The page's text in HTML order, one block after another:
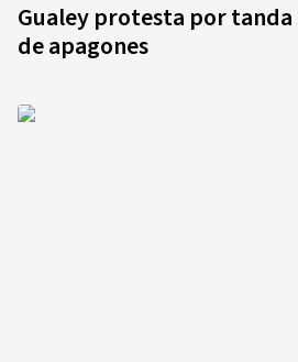
Gualey protesta por
de apagones